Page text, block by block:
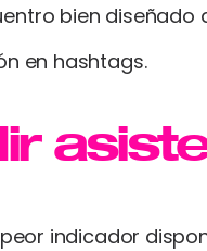
bien
en hashtags.
indicador